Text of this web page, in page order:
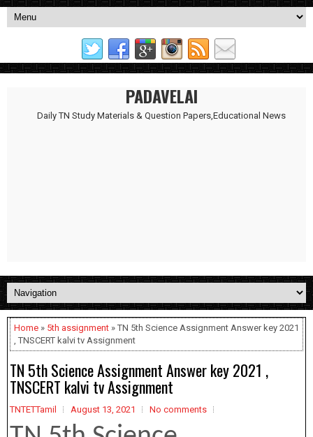
PADAVELAI
Daily TN Study Materials & Question Papers,Educational News
Home » 5th assignment » TN 5th Science Assignment Answer key 2021
, TNSCERT kalvi tv Assignment
TN 5th Science Assignment Answer key 2021 ,
TNSCERT kalvi tv Assignment
TNTETTamil August 13, 2021 No comments